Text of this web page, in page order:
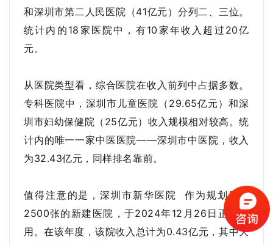
和深圳市第二人民医院（41亿元）分列二、三位。
统计内的18家医院中，有10家年收入超过20亿
元。
从医院类型看，综合医院在收入前列中占据多数。
专科医院中，深圳市儿童医院（29.65亿元）和深
圳市妇幼保健院（25亿元）收入规模相对较高。统
计内的唯一一家中医医院——深圳市中医院，收入
为32.43亿元，同样排名靠前。
值得注意的是，深圳市新华医院
作为规划床位
2500张的新建医院，于2024年12月26日正式启
用。在该年度，该院收入总计为0.43亿元，其中大